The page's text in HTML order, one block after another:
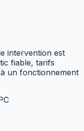
intervention est
fiable, tarifs
un fonctionnement